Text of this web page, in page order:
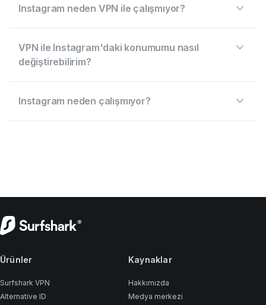
Instagram neden VPN ile çalışmıyor?
VPN ile Instagram'daki konumumu nasıl
değiştirebilirim?
Instagram neden çalışmıyor?
Ürünler
Surfshark VPN
Alternative ID
Kaynaklar
Hakkımızda
Medya merkezi